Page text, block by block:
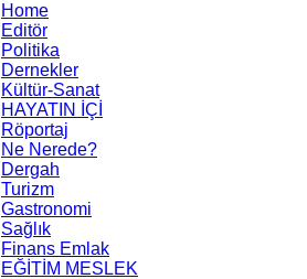
Home
Editör
Politika
Dernekler
Kültür-Sanat
HAYATIN İÇİ
Röportaj
Ne Nerede?
Dergah
Turizm
Gastronomi
Sağlık
Finans Emlak
EĞİTİM MESLEK